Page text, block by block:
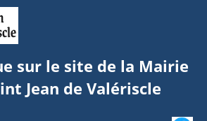
sur le site de la Mairie
Jean de Valériscle